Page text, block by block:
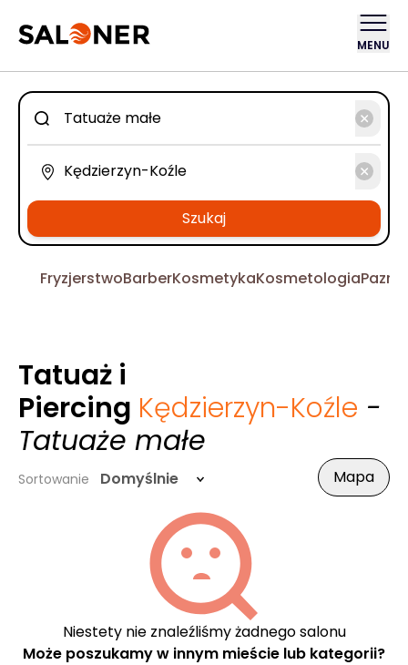
MENU
Szukaj
FryzjerstwoBarberKosmetykaKosmetologia
Tatuaż i
Piercing Kędzierzyn-Koźle -
Tatuaże małe
Sortowanie Domyślnie Mapa
Niestety nie znaleźliśmy żadnego salonu
Może poszukamy w innym mieście lub kategorii?